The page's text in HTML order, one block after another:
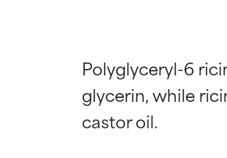
Polyglyceryl-6
glycerin, while
castor oil.